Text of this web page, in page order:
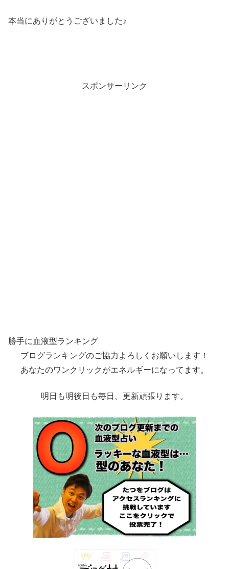
本当にありがとうございました♪
スポンサーリンク
勝手に血液型ランキング
ブログランキングのご協力よろしくお願いします！
あなたのワンクリックがエネルギーになってます。
明日も明後日も毎日、更新頑張ります。